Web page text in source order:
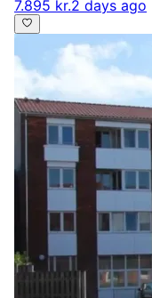
7.895 kr.2 days ago